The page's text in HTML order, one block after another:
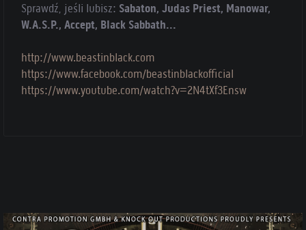
Sprawdź, jeśli lubisz: Sabaton, Judas Priest, Manowar,
W.A.S.P., Accept, Black Sabbath...
http://www.beastinblack.com
https://www.facebook.com/beastinblackofficial
https://www.youtube.com/watch?v=2N4tXf3Ensw